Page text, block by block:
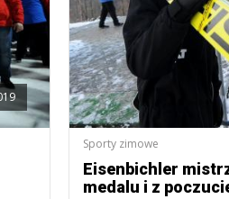
Sporty zimowe
Eisenbichler
medalu i z